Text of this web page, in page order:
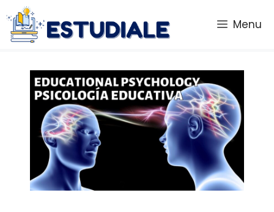
Saltar
al
contenido
Menu